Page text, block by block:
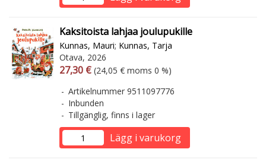
Kaksitoista lahjaa joulupukille
Kunnas, Mauri; Kunnas, Tarja
Otava, 2026
Arvonlisäverollinen hinta
27,30 € Arvonlisäveroton hinta
(24,05 € moms 0 %)
Artikelnummer 9511097776
Inbunden
Tillgänglig, finns i lager
Lägg i varukorg